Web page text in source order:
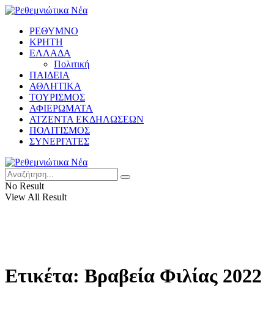
ΡΕΘΥΜΝΟ
ΚΡΗΤΗ
ΕΛΛΑΔΑ
Πολιτική
ΠΑΙΔΕΙΑ
ΑΘΛΗΤΙΚΑ
ΤΟΥΡΙΣΜΟΣ
ΑΦΙΕΡΩΜΑΤΑ
ΑΤΖΕΝΤΑ ΕΚΔΗΛΩΣΕΩΝ
ΠΟΛΙΤΙΣΜΟΣ
ΣΥΝΕΡΓΑΤΕΣ
No Result
View All Result
Ετικέτα: Βραβεία Φιλίας 2022